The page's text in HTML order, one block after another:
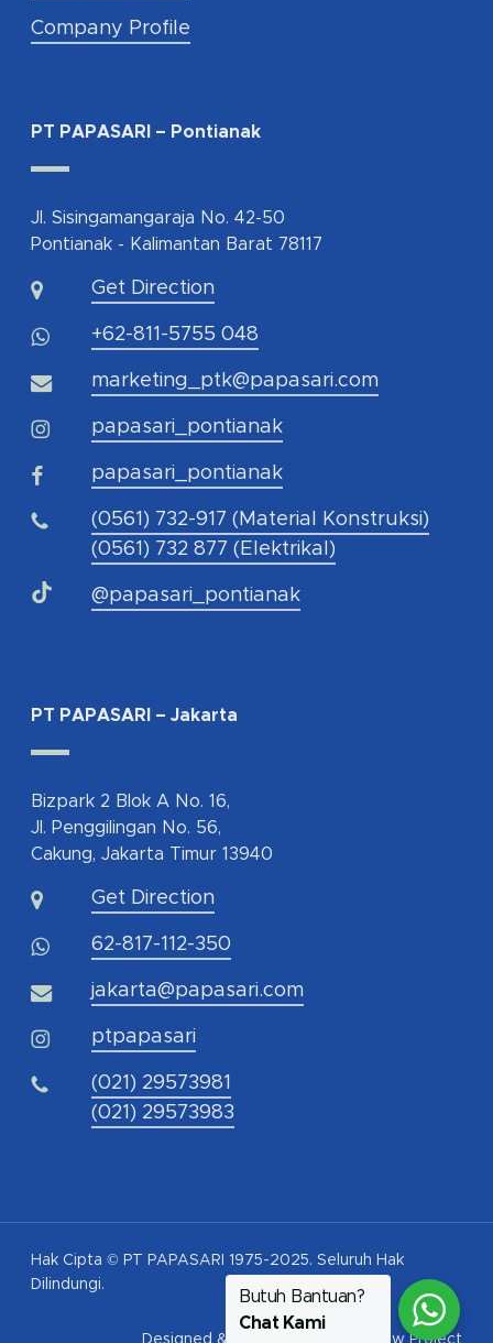
Company Profile
PT PAPASARI – Pontianak
Jl. Sisingamangaraja No. 42-50
Pontianak - Kalimantan Barat 78117
Get Direction
+62-811-5755 048
marketing_ptk@papasari.com
papasari_pontianak
papasari_pontianak
(0561) 732-917 (Material Konstruksi)
(0561) 732 877 (Elektrikal)
@papasari_pontianak
PT PAPASARI – Jakarta
Bizpark 2 Blok A No. 16,
Jl. Penggilingan No. 56,
Cakung, Jakarta Timur 13940
Get Direction
62-817-112-350
jakarta@papasari.com
ptpapasari
(021) 29573981
(021) 29573983
Hak Cipta © PT PAPASARI 1975-2025. Seluruh Hak
Dilindungi.
Designed & Developed by Pawpaw Project
Butuh Bantuan?
Chat Kami